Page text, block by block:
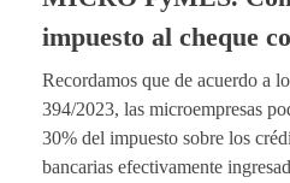
impuesto al cheque
Recordamos que de acuerdo a
394/2023, las microempresas
30% del impuesto sobre los
bancarias efectivamente